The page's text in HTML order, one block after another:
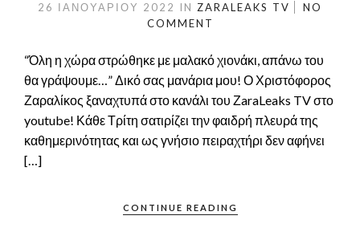
26 ΙΑΝΟΥΑΡΊΟΥ 2022 IN ZARALEAKS TV
NO
COMMENT
“Όλη η χώρα στρώθηκε με μαλακό χιονάκι, απάνω του
θα γράψουμε…” Δικό σας μανάρια μου! Ο Χριστόφορος
Ζαραλίκος ξαναχτυπά στο κανάλι του ΖaraLeaks TV στο
youtube! Κάθε Τρίτη σατιρίζει την φαιδρή πλευρά της
καθημερινότητας και ως γνήσιο πειραχτήρι δεν αφήνει
[…]
CONTINUE READING